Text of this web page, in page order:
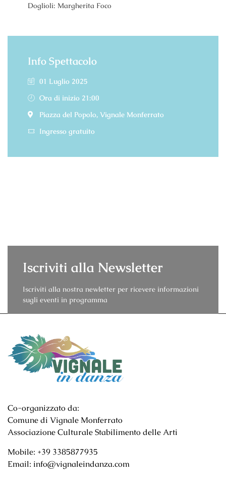
Doglioli: Margherita Foco
Info Spettacolo
01 Luglio 2025
Ora di inizio 21:00
Piazza del Popolo, Vignale Monferrato
Ingresso gratuito
Iscriviti alla Newsletter
Iscriviti alla nostra newletter per ricevere informazioni
sugli eventi in programma
Co-organizzato da:
Comune di Vignale Monferrato
Associazione Culturale Stabilimento delle Arti
Mobile: +39 3385877935
Email: info@vignaleindanza.com